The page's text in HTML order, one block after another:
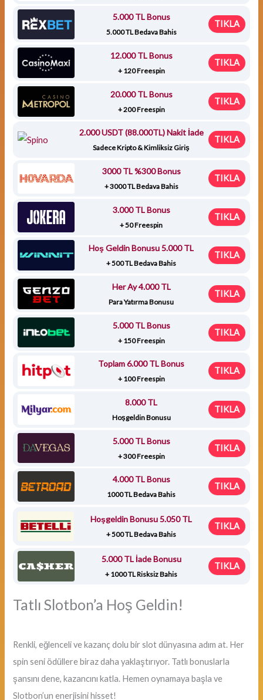
5.000 TL Bonus
5.000 TL Bedava Bahis
TIKLA
12.000 TL Bonus
+ 120 Freespin
TIKLA
20.000 TL Bonus
+ 200 Freespin
TIKLA
2.000 USDT (88.000TL) Nakit İade
Sadece Kripto & Kimliksiz Giriş
TIKLA
3000 TL %300 Bonus
+ 3000 TL Bedava Bahis
TIKLA
3.000 TL Bonus
+ 50 Freespin
TIKLA
Hoş Geldin Bonusu 5.000 TL
+ 500 TL Bedava Bahis
TIKLA
Her Ay 4.000 TL
Para Yatırma Bonusu
TIKLA
5.000 TL Bonus
+ 150 Freespin
TIKLA
Toplam 6.000 TL Bonus
+ 100 Freespin
TIKLA
8.000 TL
Hoşgeldin Bonusu
TIKLA
5.000 TL Bonus
+ 300 Freespin
TIKLA
4.000 TL Bonus
1000 TL Bedava Bahis
TIKLA
Hoşgeldin Bonusu 5.050 TL
+ 500 TL Bedava Bahis
TIKLA
5.000 TL İade Bonusu
+ 1000 TL Risksiz Bahis
TIKLA
Tatlı Slotbon’a Hoş Geldin!
Renkli, eğlenceli ve kazanç dolu bir slot dünyasına adım at. Her
spin seni ödüllere biraz daha yaklaştırıyor. Tatlı bonuslarla
şansını dene, kazancını katla. Hemen oynamaya başla ve
Slotbon’un enerjisini hisset!